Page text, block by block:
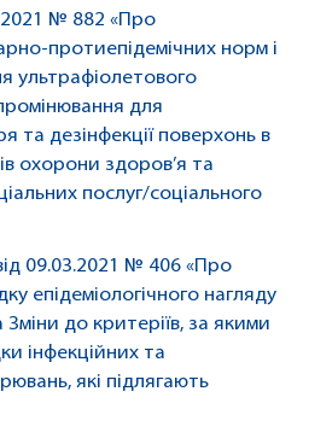
№ 882 «Про
протиепідемічних норм і
ультрафіолетового
для
та дезінфекції поверхонь в
охорони здоров’я та
послуг/соціального
09.03.2021 № 406 «Про
епідеміологічного нагляду
до критеріїв, за якими
інфекційних та
які підлягають